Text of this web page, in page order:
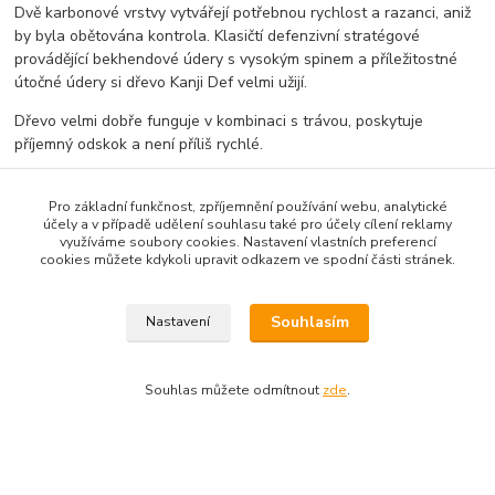
Dvě karbonové vrstvy vytvářejí potřebnou rychlost a razanci, aniž
by byla obětována kontrola. Klasičtí defenzivní stratégové
provádějící bekhendové údery s vysokým spinem a příležitostné
útočné údery si dřevo Kanji Def velmi užijí.
Dřevo velmi dobře funguje v kombinaci s trávou, poskytuje
příjemný odskok a není příliš rychlé.
délka dřeva: 16,5 cm
šířka dřeva: 16,1 cm
tloušťka dřeva: 6,6 mm
Pro základní funkčnost, zpříjemnění používání webu, analytické
účely a v případě udělení souhlasu také pro účely cílení reklamy
využíváme soubory cookies. Nastavení vlastních preferencí
cookies můžete kdykoli upravit odkazem ve spodní části stránek.
Nastavení Souhlasím
Souhlas můžete odmítnout zde.